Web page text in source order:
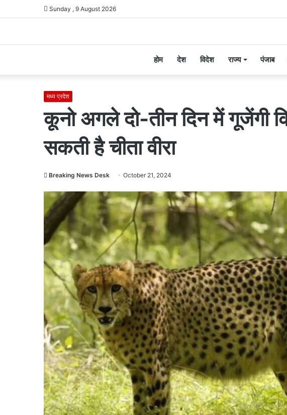
Sunday , 9 August 2026
होम देश विदेश राज्य पंजाब
मध्य प्रदेश
कूनो अगले दो-तीन दिन में गूजेंगी
सकती है चीता वीरा
Breaking News Desk October 21, 2024